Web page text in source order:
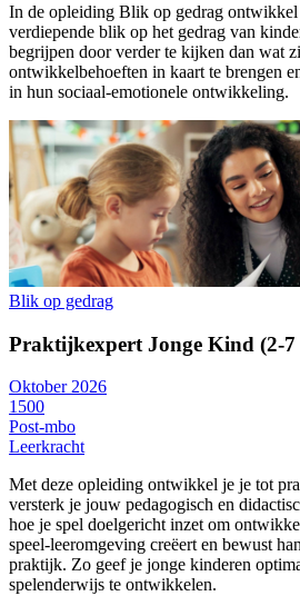
In de opleiding Blik op gedrag ontwikkel
verdiepende blik op het gedrag van
begrijpen door verder te kijken dan wat
ontwikkelbehoeften in kaart te brengen
in hun sociaal-emotionele ontwikkeling.
Blik op gedrag
Praktijkexpert Jonge Kind (2-
Oktober 2026
1500
Post-mbo
Leerkracht
Met deze opleiding ontwikkel je je tot
versterk je jouw pedagogisch en
hoe je spel doelgericht inzet om
speel-leeromgeving creëert en bewust
praktijk. Zo geef je jonge kinderen
spelenderwijs te ontwikkelen.